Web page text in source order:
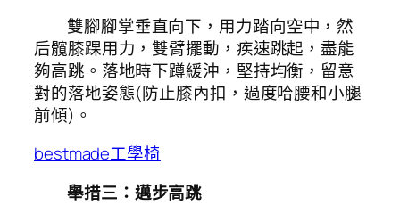
雙腳腳掌垂直向下，用力踏向空中，然
后髖膝踝用力，雙臂擺動，疾速跳起，盡能
夠高跳。落地時下蹲緩沖，堅持均衡，留意
對的落地姿態(防止膝內扣，過度哈腰和小腿
前傾)。
bestmade工學椅
舉措三：邁步高跳